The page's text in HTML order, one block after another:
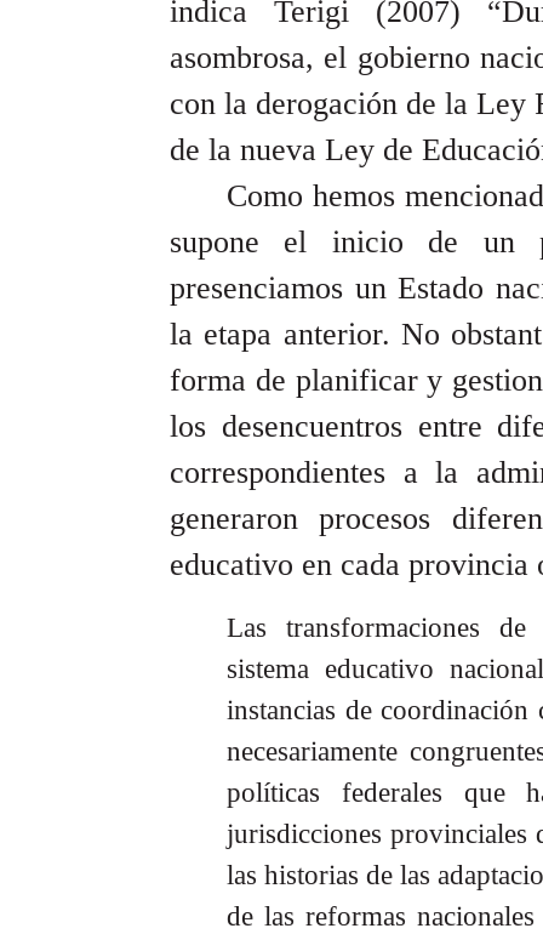
indica Terigi (2007)
asombrosa, el gobierno
con la derogación de la Ley
de la nueva Ley de
Como hemos
supone el inicio de un
presenciamos un Estado
la etapa anterior. No
forma de planificar y
los desencuentros entre
correspondientes a la
generaron procesos
educativo en cada
Las transformaciones
sistema educativo
instancias de coordinación
necesariamente
políticas federales que
jurisdicciones provinciales
las historias de las
de las reformas